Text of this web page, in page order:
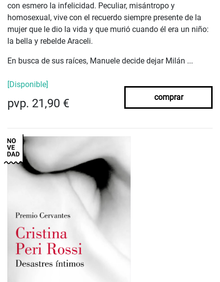
con esmero la infelicidad. Peculiar, misántropo y
homosexual, vive con el recuerdo siempre presente de la
mujer que le dio la vida y que murió cuando él era un niño:
la bella y rebelde Araceli.
En busca de sus raíces, Manuele decide dejar Milán ...
[Disponible]
pvp. 21,90 € comprar